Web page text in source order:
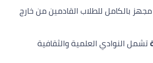
مجهز بالكامل للطلاب القادمين من خارج
تشمل النوادي العلمية والثقافية